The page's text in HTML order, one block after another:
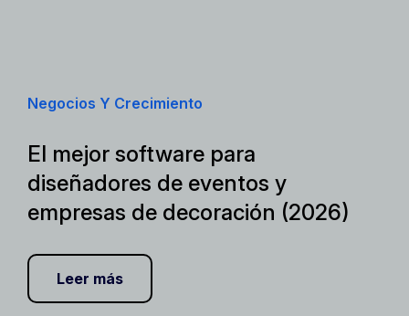
Negocios Y Crecimiento
El mejor software para
diseñadores de eventos y
empresas de decoración (2026)
Leer más